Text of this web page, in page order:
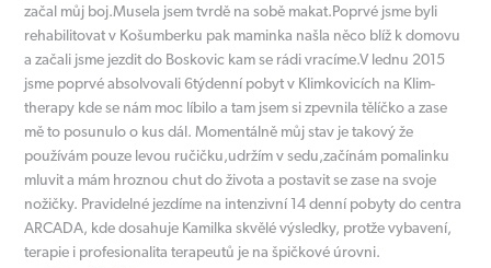
začal můj boj.Musela jsem tvrdě na sobě makat.Poprvé jsme byli
rehabilitovat v Košumberku pak maminka našla něco blíž k domovu
a začali jsme jezdit do Boskovic kam se rádi vracíme.V lednu 2015
jsme poprvé absolvovali 6týdenní pobyt v Klimkovicích na Klim-
therapy kde se nám moc líbilo a tam jsem si zpevnila tělíčko a zase
mě to posunulo o kus dál. Momentálně můj stav je takový že
používám pouze levou ručičku,udržím v sedu,začínám pomalinku
mluvit a mám hroznou chut do života a postavit se zase na svoje
nožičky. Pravidelné jezdíme na intenzivní 14 denní pobyty do centra
ARCADA, kde dosahuje Kamilka skvělé výsledky, protže vybavení,
terapie i profesionalita terapeutů je na špičkové úrovni.